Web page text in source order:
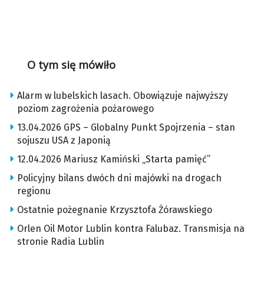
O tym się mówiło
Alarm w lubelskich lasach. Obowiązuje najwyższy
poziom zagrożenia pożarowego
13.04.2026 GPS – Globalny Punkt Spojrzenia – stan
sojuszu USA z Japonią
12.04.2026 Mariusz Kamiński „Starta pamięć”
Policyjny bilans dwóch dni majówki na drogach
regionu
Ostatnie pożegnanie Krzysztofa Żórawskiego
Orlen Oil Motor Lublin kontra Falubaz. Transmisja na
stronie Radia Lublin